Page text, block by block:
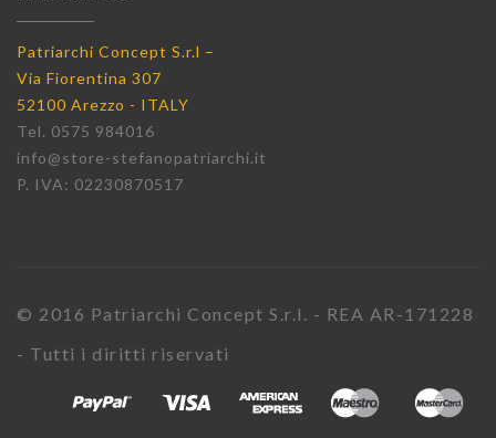
Patriarchi Concept S.r.l –
Via Fiorentina 307
52100 Arezzo - ITALY
Tel. 0575 984016
info@store-stefanopatriarchi.it
P. IVA: 02230870517
© 2016 Patriarchi Concept S.r.l. - REA AR-171228
- Tutti i diritti riservati